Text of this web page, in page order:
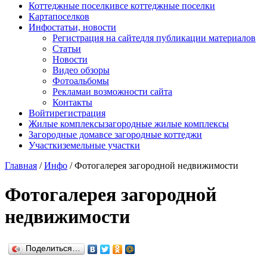
Коттеджные поселкивсе коттеджные поселки
Картапоселков
Инфостатьи, новости
Регистрация на сайтедля публикации материалов
Статьи
Новости
Видео обзоры
Фотоальбомы
Рекламаи возможности сайта
Контакты
Войтирегистрация
Жилые комплексызагородные жилые комплексы
Загородные домавсе загородные коттеджи
Участкиземельные участки
Главная / Инфо /Фотогалерея загородной недвижимости
Фотогалерея загородной
недвижимости
Поделиться…